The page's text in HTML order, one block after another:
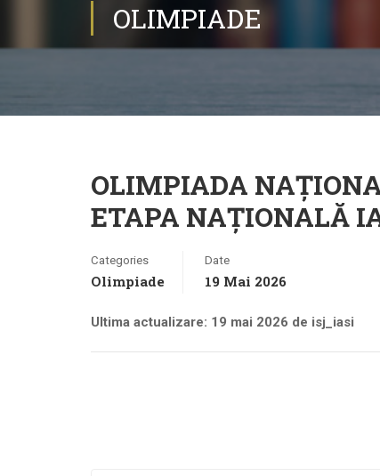
OLIMPIADE
OLIMPIADA
ETAPA NAȚIONALĂ
Categories
Olimpiade
Date
19 Mai 2026
Ultima actualizare: 19 mai 2026 de isj_iasi